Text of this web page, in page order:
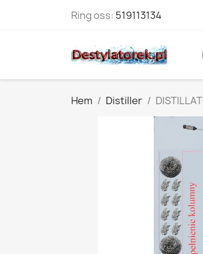
Ring oss: 519113134
Hem Distiller